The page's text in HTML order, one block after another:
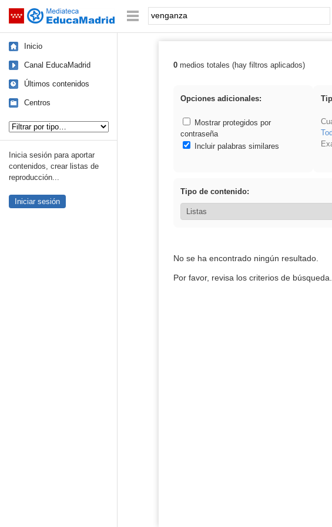
Saltar navegación Palabra o frase:
Inicio
Canal EducaMadrid
Últimos contenidos
Centros
Inicia sesión para aportar
contenidos, crear listas de
reproducción...
Iniciar sesión
Resultados de: venganza
0medios totales (hay filtros aplicados)
Opciones adicionales:
Mostrar protegidos por
contraseña
Incluir palabras similares
Tipo de contenido:
No se ha encontrado ningún resultado.
Por favor, revisa los criterios de búsqueda.